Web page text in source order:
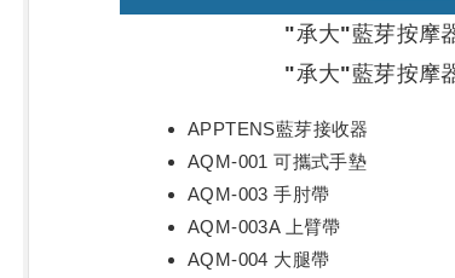
"承大"藍芽按摩
"承大"藍芽按摩
APPTENS藍芽接收器
AQM-001 可攜式手墊
AQM-003 手肘帶
AQM-003A 上臂帶
AQM-004 大腿帶